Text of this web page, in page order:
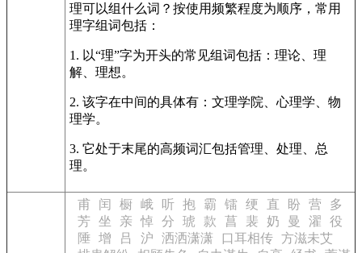
理可以组什么词？按使用频繁程度为顺序，常用
理字组词包括：
1. 以“理”字为开头的常见组词包括：理论、理
解、理想。
2. 该字在中间的具体有：文理学院、心理学、物
理学。
3. 它处于末尾的高频词汇包括管理、处理、总
理。
甫 闰 橱 峨 听 抱 霸 镭 绠 直 盼 营
多
芳 坐 亲 悼 分 琥 款 菖 裴 奶 曼 濯
役
陲 增 吕 沪 洒洒潇潇 口耳相传 方滋未艾